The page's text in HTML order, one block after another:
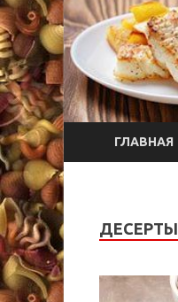
ГЛАВНАЯ
ДЕСЕРТЫ